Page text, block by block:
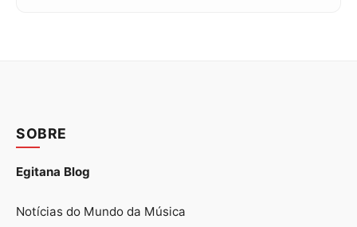
SOBRE
Egitana Blog
Notícias do Mundo da Música